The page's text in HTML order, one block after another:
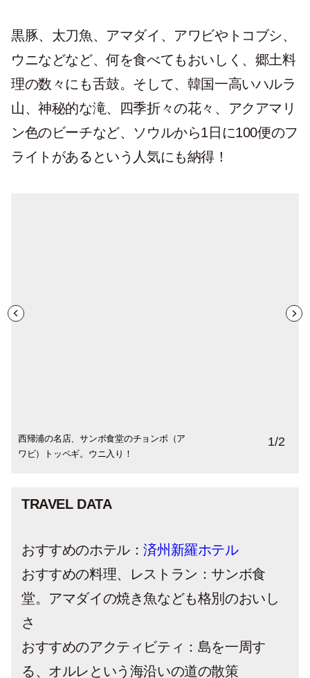
黒豚、太刀魚、アマダイ、アワビやトコブシ、
ウニなどなど、何を食べてもおいしく、郷土料
理の数々にも舌鼓。そして、韓国一高いハルラ
山、神秘的な滝、四季折々の花々、アクアマリ
ン色のビーチなど、ソウルから1日に100便のフ
ライトがあるという人気にも納得！
西帰浦の名店、サンボ食堂のチョンボ（ア
ワビ）トッペギ。ウニ入り！
石垣に囲まれたみかん畑が多く、デコポン
のようなハルラボンが美味！
1/2
TRAVEL DATA
おすすめのホテル：済州新羅ホテル
おすすめの料理、レストラン：サンボ食
堂。アマダイの焼き魚なども格別のおいし
さ
おすすめのアクティビティ：島を一周す
る、オルレという海沿いの道の散策